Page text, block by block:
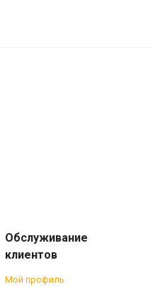
Обслуживание
клиентов
Мой профиль